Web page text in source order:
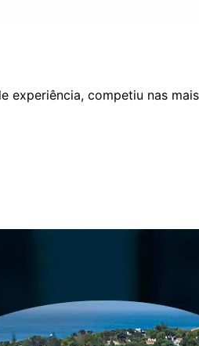
experiência, competiu nas